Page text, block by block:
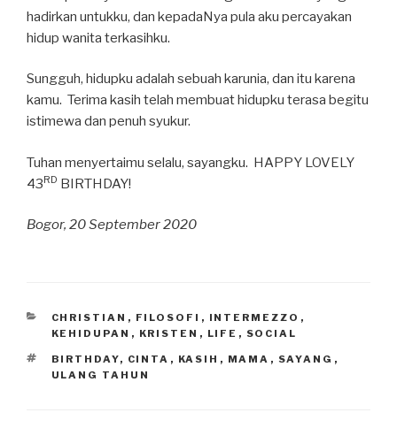
hadirkan untukku, dan kepadaNya pula aku percayakan
hidup wanita terkasihku.
Sungguh, hidupku adalah sebuah karunia, dan itu karena
kamu. Terima kasih telah membuat hidupku terasa begitu
istimewa dan penuh syukur.
Tuhan menyertaimu selalu, sayangku. HAPPY LOVELY
43RD BIRTHDAY!
Bogor, 20 September 2020
CATEGORIES
CHRISTIAN , FILOSOFI , INTERMEZZO ,
KEHIDUPAN , KRISTEN , LIFE , SOCIAL
TAGS
BIRTHDAY, CINTA , KASIH , MAMA , SAYANG ,
ULANG TAHUN